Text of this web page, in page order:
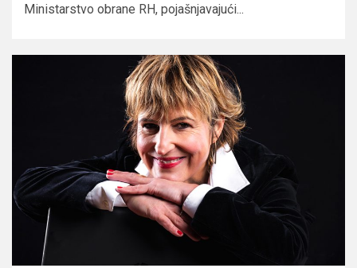
Ministarstvo obrane RH, pojašnjavajući...